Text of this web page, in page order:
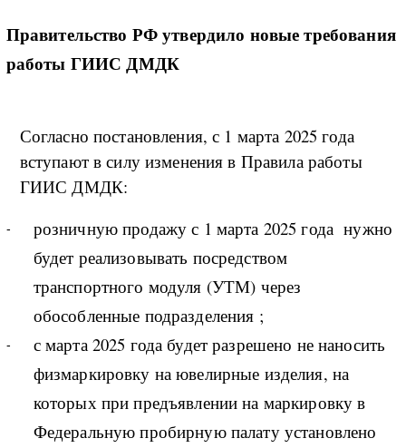
Правительство РФ утвердило новые требования
работы ГИИС ДМДК
Согласно постановления, с 1 марта 2025 года
вступают в силу изменения в Правила работы
ГИИС ДМДК:
розничную продажу с 1 марта 2025 года нужно
будет реализовывать посредством
транспортного модуля (УТМ) через
обособленные подразделения ;
с марта 2025 года будет разрешено не наносить
физмаркировку на ювелирные изделия, на
которых при предъявлении на маркировку в
Федеральную пробирную палату установлено